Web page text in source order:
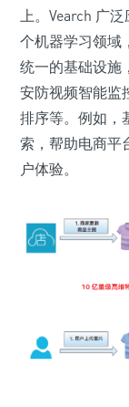
上。Vearch 广
个机器学习领域
统一的基础设施
安防视频智能监
排序等。例如，
索，帮助电商平
户体验。